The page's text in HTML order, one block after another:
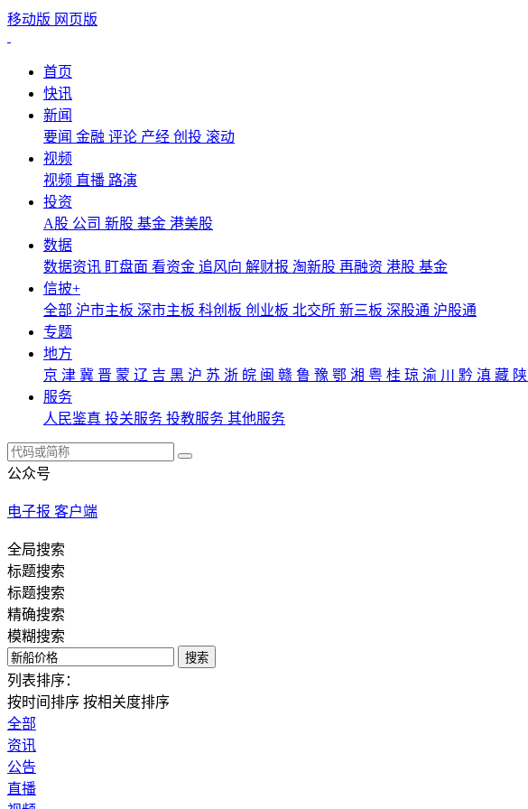
移动版 网页版
首页
快讯
新闻
要闻 金融 评论 产经 创投 滚动
视频
视频 直播 路演
投资
A股 公司 新股 基金 港美股
数据
数据资讯 盯盘面 看资金 追风向 解财报 淘新股 再融资 港股 基金
信披+
全部 沪市主板 深市主板 科创板 创业板 北交所 新三板 深股通 沪股通
专题
地方
京 津 冀 晋 蒙 辽 吉 黑 沪 苏 浙 皖 闽 赣 鲁 豫 鄂 湘 粤 桂 琼 渝 川 黔 滇 藏 陕
服务
人民鉴真 投关服务 投教服务 其他服务
公众号
电子报 客户端
全局搜索
标题搜索
标题搜索
精确搜索
模糊搜索
搜索
列表排序：
按时间排序 按相关度排序
全部
资讯
公告
直播